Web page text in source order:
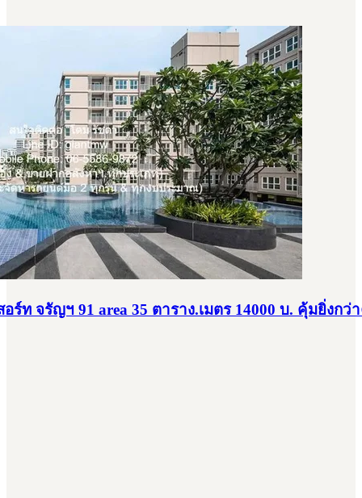
ร์ท จรัญฯ 91 area 35 ตาราง.เมตร 14000 บ. คุ้มยิ่งก